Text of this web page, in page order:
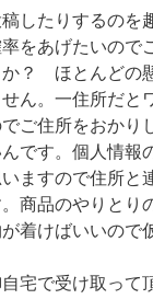
したりするのを
をあげたいので
か？ ほとんどの
ん。一住所だと
ご住所をおかり
です。個人情報
ますので住所と
商品のやりとり
着けばいいので
宅で受け取って